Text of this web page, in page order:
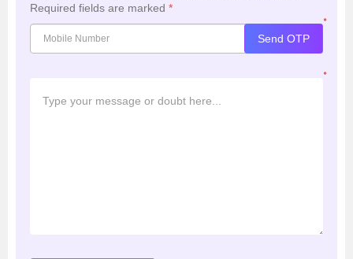
Required fields are marked *
*
Send OTP
*